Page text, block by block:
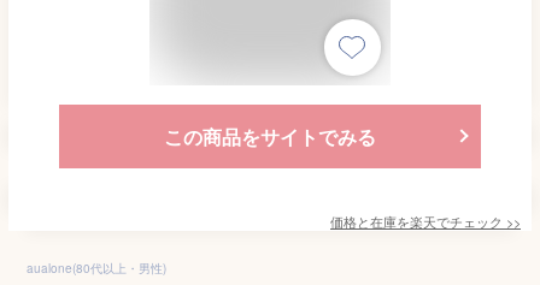
この商品をサイトでみる
価格と在庫を楽天でチェック >>
aualone(80代以上・男性)